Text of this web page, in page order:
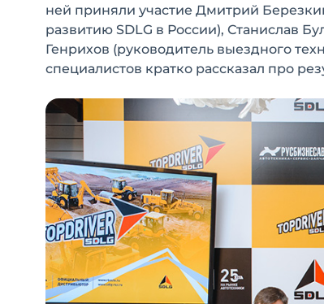
ней приняли участие Дмитрий
развитию SDLG в России), Станислав
Генрихов (руководитель выездного
специалистов кратко рассказал про